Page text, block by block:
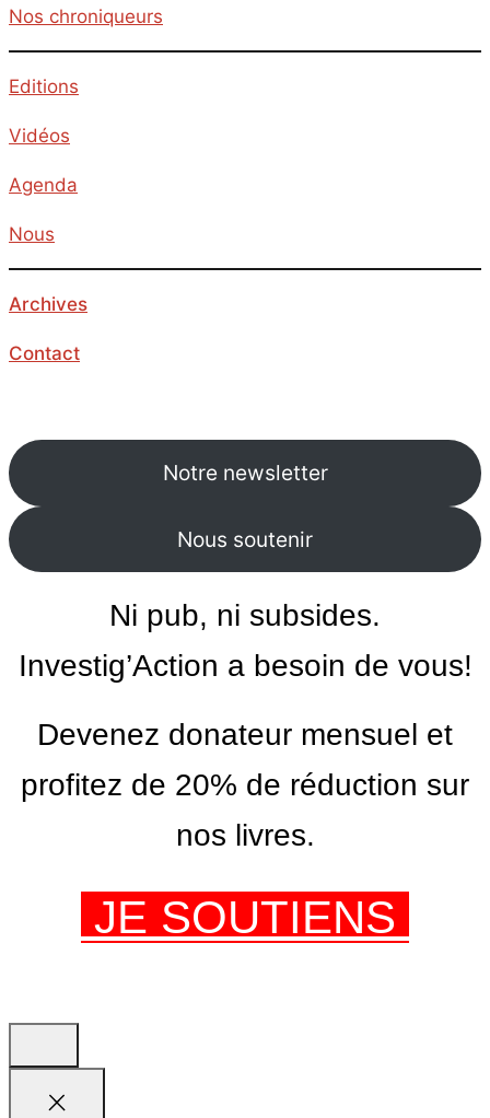
Nos chroniqueurs
Editions
Vidéos
Agenda
Nous
Archives
Contact
Notre newsletter
Nous soutenir
Ni pub, ni subsides.
Investig’Action a besoin de vous!
Devenez donateur mensuel et
profitez de 20% de réduction sur
nos livres.
JE SOUTIENS